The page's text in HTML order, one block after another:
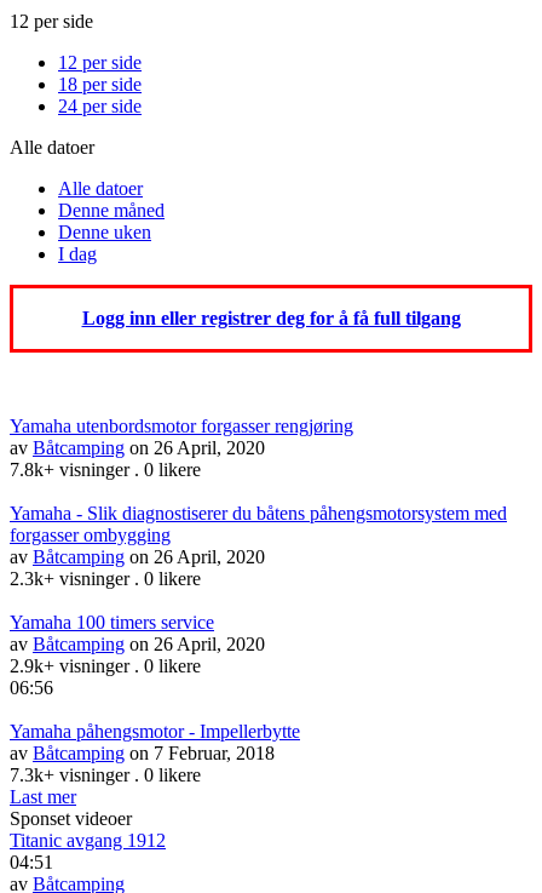
12 per side
12 per side
18 per side
24 per side
Alle datoer
Alle datoer
Denne måned
Denne uken
I dag
Logg inn eller registrer deg for å få full tilgang
Yamaha utenbordsmotor forgasser rengjøring
av Båtcamping on 26 April, 2020
7.8k+ visninger . 0 likere
Yamaha - Slik diagnostiserer du båtens påhengsmotorsystem med
forgasser ombygging
av Båtcamping on 26 April, 2020
2.3k+ visninger . 0 likere
Yamaha 100 timers service
av Båtcamping on 26 April, 2020
2.9k+ visninger . 0 likere
06:56
Yamaha påhengsmotor - Impellerbytte
av Båtcamping on 7 Februar, 2018
7.3k+ visninger . 0 likere
Last mer
Sponset videoer
Titanic avgang 1912
04:51
av Båtcamping